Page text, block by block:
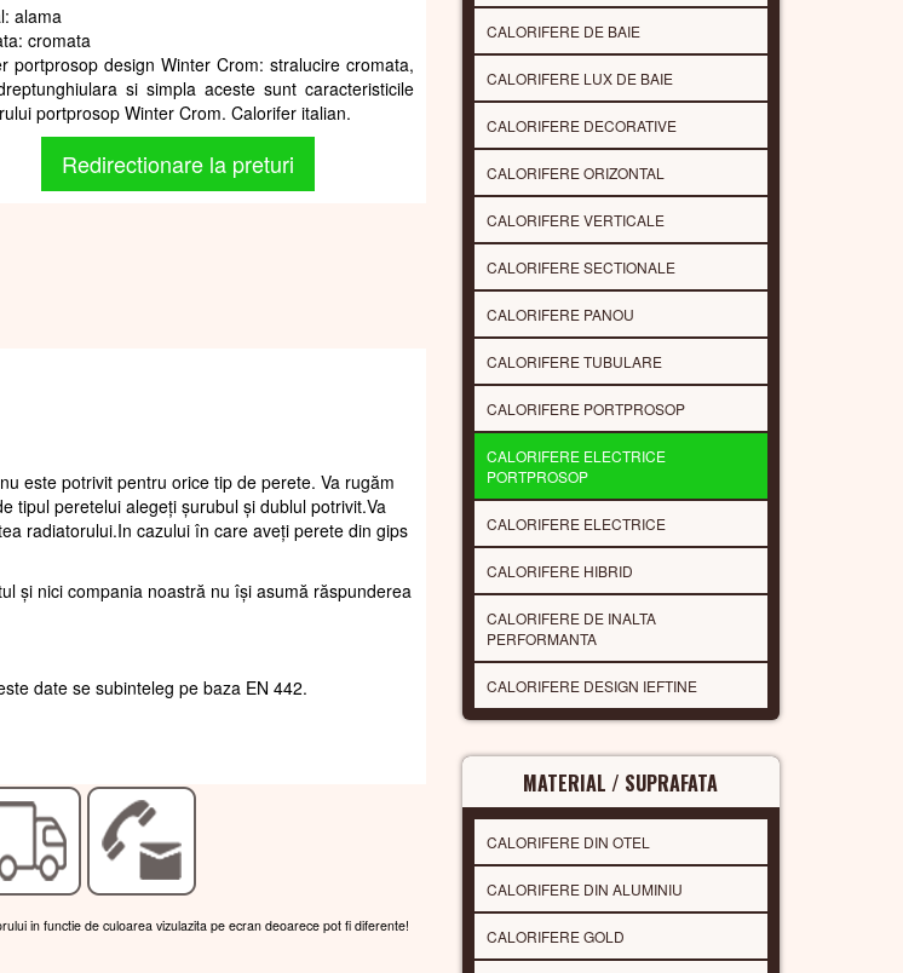
alama
cromata
portprosop design Winter Crom: stralucire cromata,
si simpla aceste sunt caracteristicile
portprosop Winter Crom. Calorifer italian.
Redirectionare la preturi
este potrivit pentru orice tip de perete. Va rugăm
tipul peretelui alegeți șurubul și dublul potrivit.Va
radiatorului.In cazului în care aveți perete din gips
și nici compania noastră nu își asumă răspunderea
date se subinteleg pe baza EN 442.
in functie de culoarea vizulazita pe ecran deoarece pot fi diferente!
CALORIFERE DE BAIE
CALORIFERE LUX DE BAIE
CALORIFERE DECORATIVE
CALORIFERE ORIZONTAL
CALORIFERE VERTICALE
CALORIFERE SECTIONALE
CALORIFERE PANOU
CALORIFERE TUBULARE
CALORIFERE PORTPROSOP
CALORIFERE ELECTRICE
PORTPROSOP
CALORIFERE ELECTRICE
CALORIFERE HIBRID
CALORIFERE DE INALTA
PERFORMANTA
CALORIFERE DESIGN IEFTINE
MATERIAL / SUPRAFATA
CALORIFERE DIN OTEL
CALORIFERE DIN ALUMINIU
CALORIFERE GOLD